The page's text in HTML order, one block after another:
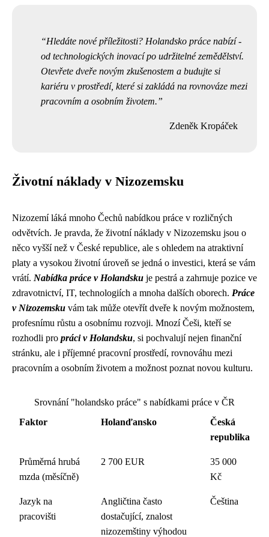
Hledáte nové příležitosti? Holandsko práce nabízí -
od technologických inovací po udržitelné zemědělství.
Otevřete dveře novým zkušenostem a budujte si
kariéru v prostředí, které si zakládá na rovnováze mezi
pracovním a osobním životem.
Zdeněk Kropáček
Životní náklady v Nizozemsku
Nizozemí láká mnoho Čechů nabídkou práce v rozličných
odvětvích. Je pravda, že životní náklady v Nizozemsku jsou o
něco vyšší než v České republice, ale s ohledem na atraktivní
platy a vysokou životní úroveň se jedná o investici, která se vám
vrátí. Nabídka práce v Holandsku je pestrá a zahrnuje pozice ve
zdravotnictví, IT, technologiích a mnoha dalších oborech. Práce
v Nizozemsku vám tak může otevřít dveře k novým možnostem,
profesnímu růstu a osobnímu rozvoji. Mnozí Češi, kteří se
rozhodli pro práci v Holandsku, si pochvalují nejen finanční
stránku, ale i příjemné pracovní prostředí, rovnováhu mezi
pracovním a osobním životem a možnost poznat novou kulturu.
Srovnání "holandsko práce" s nabídkami práce v ČR
Faktor
Holanďansko
Česká
republika
Průměrná hrubá
mzda (měsíčně)
2 700 EUR
35 000
Kč
Jazyk na
pracovišti
Angličtina často
dostačující, znalost
nizozemštiny výhodou
Čeština